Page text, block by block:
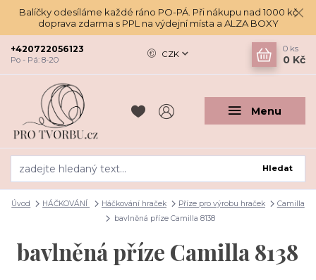
Balíčky odesíláme každé ráno PO-PÁ. Při nákupu nad 1000 kč
doprava zdarma s PPL na výdejní místa a ALZA BOXY
Menu
CZK
Hledat
+420722056123
Po - Pá: 8-20
0 ks
0 Kč
Úvod HÁČKOVÁNÍ Háčkování hraček Příze pro výrobu hraček
Camilla
bavlněná příze Camilla 8138
bavlněná příze Camilla 8138